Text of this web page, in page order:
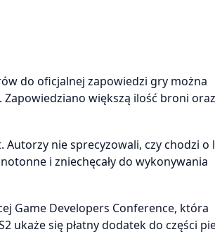
do oficjalnej zapowiedzi gry można
większą ilość broni
nie sprecyzowali, czy chodzi o
i zniechęcały do wykonywania
Game Developers Conference, która
ukaże się płatny dodatek do części